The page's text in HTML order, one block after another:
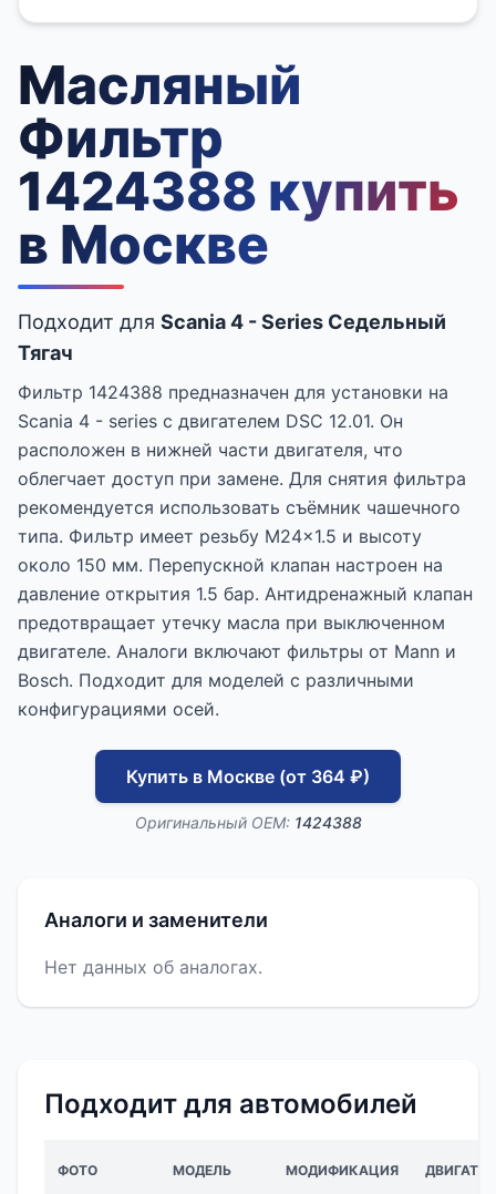
Масляный
Фильтр
1424388 купить
в Москве
Подходит для Scania 4 - Series Седельный
Тягач
Фильтр 1424388 предназначен для установки на
Scania 4 - series с двигателем DSC 12.01. Он
расположен в нижней части двигателя, что
облегчает доступ при замене. Для снятия фильтра
рекомендуется использовать съёмник чашечного
типа. Фильтр имеет резьбу M24x1.5 и высоту
около 150 мм. Перепускной клапан настроен на
давление открытия 1.5 бар. Антидренажный клапан
предотвращает утечку масла при выключенном
двигателе. Аналоги включают фильтры от Mann и
Bosch. Подходит для моделей с различными
конфигурациями осей.
Купить в Москве (от 364 ₽)
Оригинальный OEM: 1424388
Аналоги и заменители
Нет данных об аналогах.
Подходит для автомобилей
ФОТО МОДЕЛЬ МОДИФИКАЦИЯ